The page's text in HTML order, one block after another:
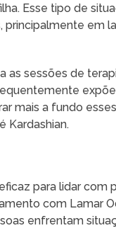
Esse tipo de
em
sessões de
mais a fundo
Kardashian.
para lidar com
com Lamar
enfrentam